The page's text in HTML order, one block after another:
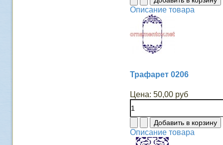
Описание товара
Трафарет 0206
Цена: 50,00 руб
Описание товара